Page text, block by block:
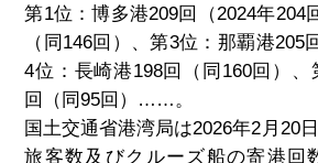
第1位：博多港209回（2024年204
（同146回）、第3位：那覇港205
4位：長崎港198回（同160回）、
回（同95回）……。
国土交通省港湾局は2026年2月20
旅客数及びクルーズ船の寄港回